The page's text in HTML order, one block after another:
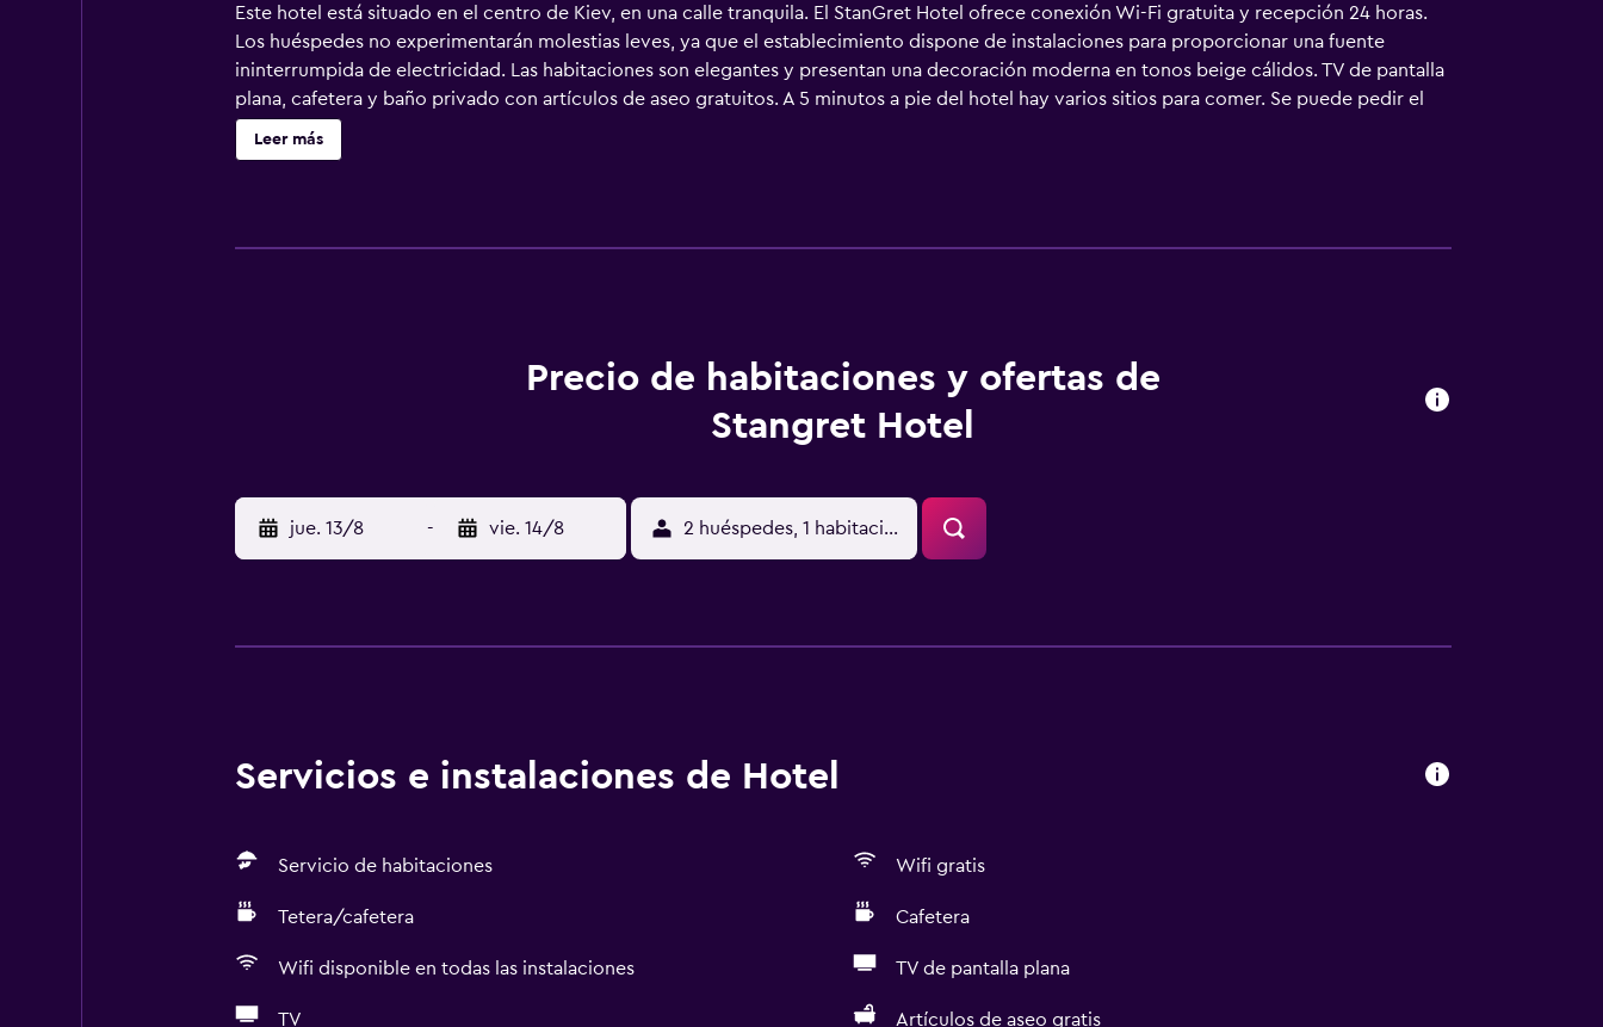
Este hotel está situado en el centro de Kiev, en una calle tranquila. El StanGret Hotel ofrece conexión Wi-Fi gratuita y recepción 24 horas.
Los huéspedes no experimentarán molestias leves, ya que el establecimiento dispone de instalaciones para proporcionar una fuente
ininterrumpida de electricidad. Las habitaciones son elegantes y presentan una decoración moderna en tonos beige cálidos. TV de pantalla
plana, cafetera y baño privado con artículos de aseo gratuitos. A 5 minutos a pie del hotel hay varios sitios para comer. Se puede pedir el
desayuno en la habitación o visitar el Home Cafe, situado a 200 metros del hotel, donde los huéspedes del StanGret reciben café gratuito
para el desayuno, el almuerzo o la cena. Las estaciones de metro de Vokzalnaya y Universitet están a 10 minutos a pie del StanGret Hotel. La
Leer más
Precio de habitaciones y ofertas de
Stangret Hotel
jue. 13/8 - vie. 14/8 2 huéspedes, 1 habitación
Servicios e instalaciones de Hotel
Servicio de habitaciones Wifi gratis
Tetera/cafetera Cafetera
Wifi disponible en todas las instalaciones TV de pantalla plana
TV Artículos de aseo gratis